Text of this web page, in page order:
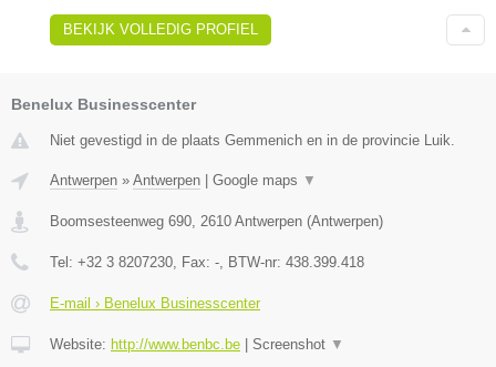
BEKIJK VOLLEDIG PROFIEL
Benelux Businesscenter
Niet gevestigd in de plaats Gemmenich en in de provincie Luik.
Antwerpen » Antwerpen Google maps ▼
Boomsesteenweg 690, 2610 Antwerpen (Antwerpen)
Tel: +32 3 8207230, Fax: -, BTW-nr: 438.399.418
E-mail › Benelux Businesscenter
Website: http://www.benbc.be Screenshot ▼